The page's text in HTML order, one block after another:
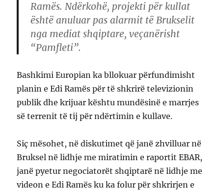
Ramës. Ndërkohë, projekti për kullat
është anuluar pas alarmit të Brukselit
nga mediat shqiptare, veçanërisht
“Pamfleti”.
Bashkimi Europian ka bllokuar përfundimisht
planin e Edi Ramës për të shkrirë televizionin
publik dhe krijuar kështu mundësinë e marrjes
së terrenit të tij për ndërtimin e kullave.
Siç mësohet, në diskutimet që janë zhvilluar në
Bruksel në lidhje me miratimin e raportit EBAR,
janë pyetur negociatorët shqiptarë në lidhje me
videon e Edi Ramës ku ka folur për shkrirjen e